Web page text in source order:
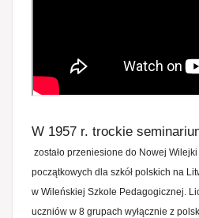
W 1957 r. trockie
zostało przeniesione do Nowej
początkowych dla szkół polskich na
w Wileńskiej Szkole Pedagogicznej.
uczniów w 8 grupach wyłącznie z